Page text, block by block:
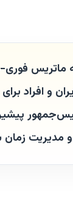
ماتریس
و افراد
مدیریت زمان